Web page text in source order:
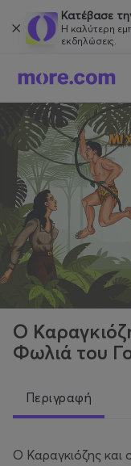
Κατέβασε
Η καλύτερη
εκδηλώσεις.
Ο
Φωλιά του
Περιγραφή
Ο Καραγκιόζης και